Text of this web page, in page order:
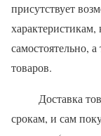
присутствует
характеристикам,
самостоятельно,
товаров.
Доставка
срокам, и сам